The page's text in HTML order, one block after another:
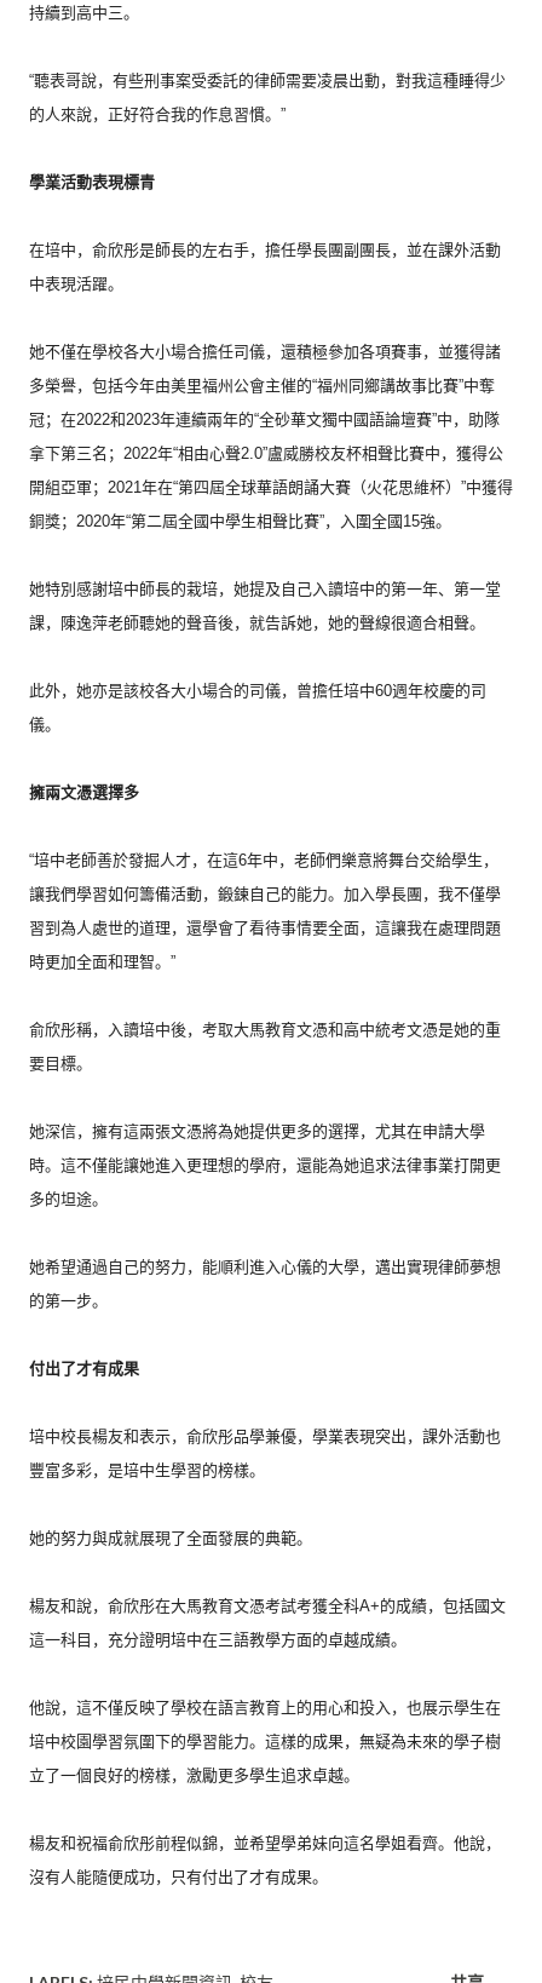
持續到高中三。
“聽表哥說，有些刑事案受委託的律師需要凌晨出動， 對我這種睡得少
的人來說，正好符合我的作息習慣。”
學業活動表現標青
在培中，俞欣彤是師長的左右手，擔任學長團副團長， 並在課外活動
中表現活躍。
她不僅在學校各大小場合擔任司儀，還積極參加各項賽事， 並獲得諸
多榮譽，包括今年由美里福州公會主催的“福州同鄉講故事比賽”中奪
冠； 在2022和2023年連續兩年的“全砂華文獨中國語論壇賽”中，助隊
拿下第三名；2022年“相由心聲2.0”盧威勝校友杯相聲比賽中，獲得公
開組亞軍；2021年在“第四屆全球華語朗誦大賽（火花思維杯）”中獲得
銅獎； 2020年“第二屆全國中學生相聲比賽”，入圍全國15強。
她特別感謝培中師長的栽培，她提及自己入讀培中的第一年、 第一堂
課，陳逸萍老師聽她的聲音後，就告訴她， 她的聲線很適合相聲。
此外，她亦是該校各大小場合的司儀， 曾擔任培中60週年校慶的司
儀。
擁兩文憑選擇多
“培中老師善於發掘人才，在這6年中， 老師們樂意將舞台交給學生，
讓我們學習如何籌備活動， 鍛鍊自己的能力。加入學長團，我不僅學
習到為人處世的道理， 還學會了看待事情要全面，這讓我在處理問題
時更加全面和理智。”
俞欣彤稱，入讀培中後， 考取大馬教育文憑和高中統考文憑是她的重
要目標。
她深信，擁有這兩張文憑將為她提供更多的選擇， 尤其在申請大學
時。這不僅能讓她進入更理想的學府， 還能為她追求法律事業打開更
多的坦途。
她希望通過自己的努力，能順利進入心儀的大學， 邁出實現律師夢想
的第一步。
付出了才有成果
培中校長楊友和表示，俞欣彤品學兼優，學業表現突出， 課外活動也
豐富多彩，是培中生學習的榜樣。
她的努力與成就展現了全面發展的典範。
楊友和說，俞欣彤在大馬教育文憑考試考獲全科A+的成績， 包括國文
這一科目，充分證明培中在三語教學方面的卓越成績。
他說，這不僅反映了學校在語言教育上的用心和投入， 也展示學生在
培中校園學習氛圍下的學習能力。這樣的成果， 無疑為未來的學子樹
立了一個良好的榜樣，激勵更多學生追求卓越。
楊友和祝福俞欣彤前程似錦，並希望學弟妹向這名學姐看齊。他說，
沒有人能隨便成功，只有付出了才有成果。